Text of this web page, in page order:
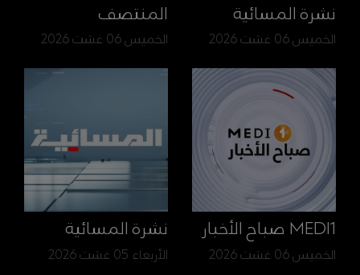
نشرة المسائية
الخميس 06 غشت 2026
المنتصف
الخميس 06 غشت 2026
MEDI1 صباح الأخبار
الخميس 06 غشت 2026
نشرة المسائية
الأربعاء 05 غشت 2026